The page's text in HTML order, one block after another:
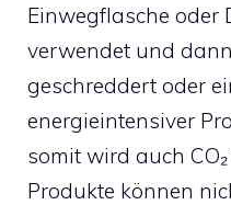
Einwegflasche oder
verwendet und dann
geschreddert oder
energieintensiver
somit wird auch
Produkte können